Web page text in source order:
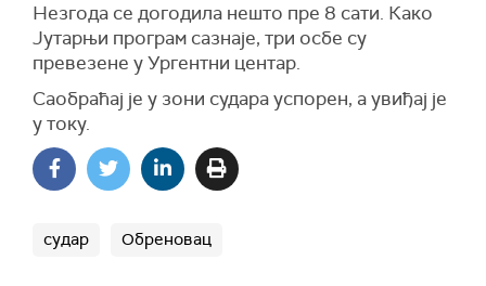
Незгода се догодила нешто пре 8 сати. Како
Јутарњи програм сазнаје, три осбе су
превезене у Ургентни центар.
Саобраћај је у зони судара успорен, а увиђај је
у току.
судар Обреновац